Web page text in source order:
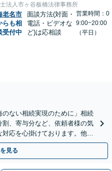
法人市ヶ谷板橋法律事務所
老名市
らも相
受付中
面談方法(対面・
電話・ビデオな
ど)は応相談
営業時間：0
9:00~20:00
（平日）
のない相続実現のために」相続
、寄与分など、依頼者様の気
応を心掛けております。他士
【夜間相談可】
見る